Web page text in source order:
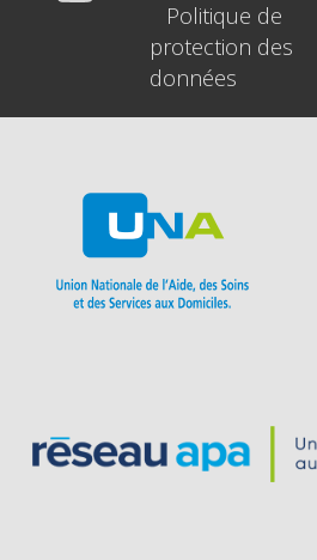
Politique de
protection des
données